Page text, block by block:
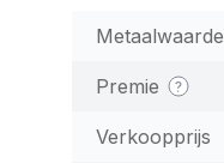
Metaalwaarde
Premie
Verkoopprijs